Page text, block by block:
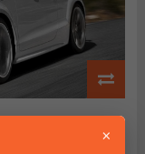
×